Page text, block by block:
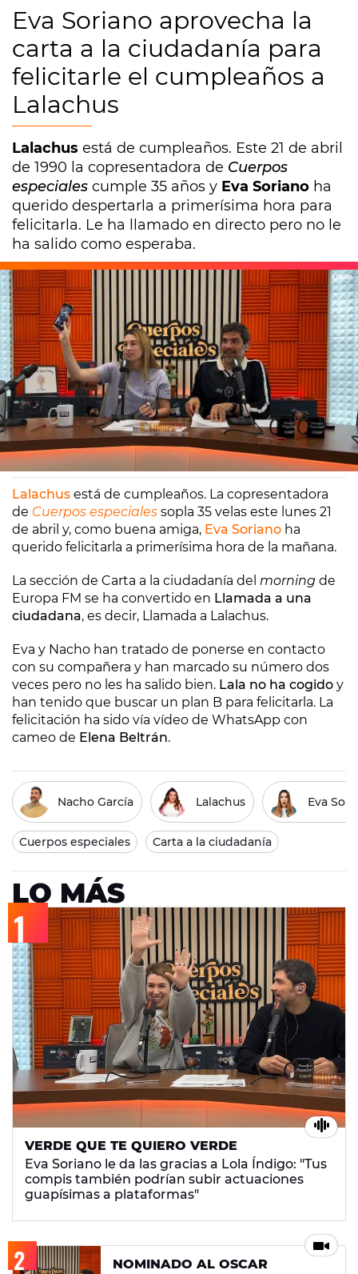
Eva Soriano aprovecha la
carta a la ciudadanía para
felicitarle el cumpleaños a
Lalachus
Lalachus está de cumpleaños. Este 21 de abril
de 1990 la copresentadora de Cuerpos
especiales cumple 35 años y Eva Soriano ha
querido despertarla a primerísima hora para
felicitarla. Le ha llamado en directo pero no le
ha salido como esperaba.
Europa FM
Madrid 21/04/2025 08:03
Lalachus está de cumpleaños. La copresentadora
de Cuerpos especiales sopla 35 velas este lunes 21
de abril y, como buena amiga, Eva Soriano ha
querido felicitarla a primerísima hora de la mañana.
La sección de Carta a la ciudadanía del morning de
Europa FM se ha convertido en Llamada a una
ciudadana, es decir, Llamada a Lalachus.
Eva y Nacho han tratado de ponerse en contacto
con su compañera y han marcado su número dos
veces pero no les ha salido bien. Lala no ha cogido y
han tenido que buscar un plan B para felicitarla. La
felicitación ha sido vía vídeo de WhatsApp con
cameo de Elena Beltrán.
Nacho García Lalachus Eva
Cuerpos especiales Carta a la ciudadanía
LO MÁS
VERDE QUE TE QUIERO VERDE
Eva Soriano le da las gracias a Lola Índigo: "Tus
compis también podrían subir actuaciones
guapísimas a plataformas"
NOMINADO AL OSCAR